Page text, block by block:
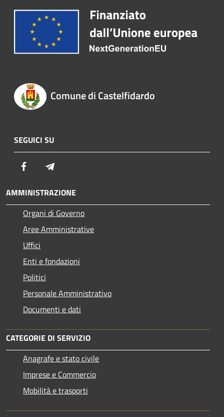
Comune di Castelfidardo
SEGUICI SU
Facebook
AMMINISTRAZIONE
Organi di Governo
Aree Amministrative
Uffici
Enti e fondazioni
Politici
Personale Amministrativo
Documenti e dati
CATEGORIE DI SERVIZIO
Anagrafe e stato civile
Imprese e Commercio
Mobilità e trasporti